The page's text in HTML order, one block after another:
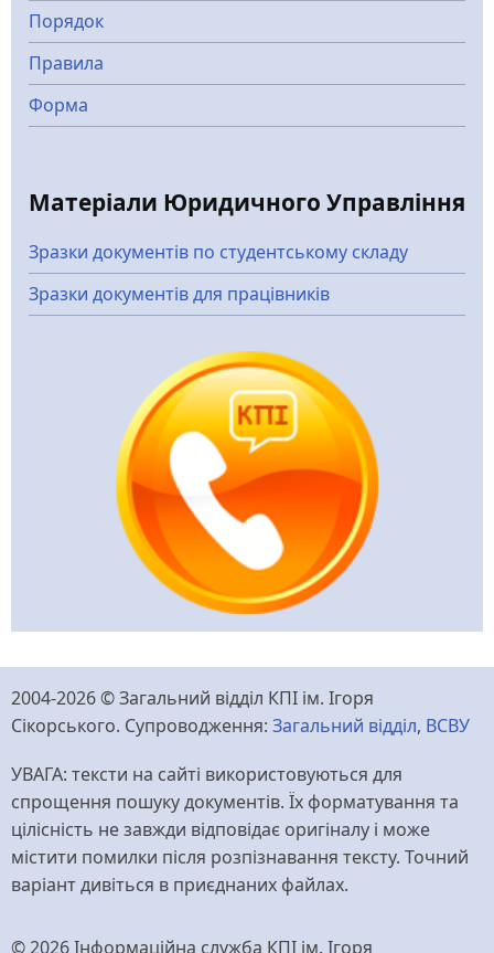
Порядок
Правила
Форма
Матеріали Юридичного Управління
Зразки документів по студентському складу
Зразки документів для працівників
2004-2026 © Загальний відділ КПІ ім. Ігоря
Сікорського. Супроводження: Загальний відділ, ВСВУ
УВАГА: тексти на сайті використовуються для
спрощення пошуку документів. Їх форматування та
цілісність не завжди відповідає оригіналу і може
містити помилки після розпізнавання тексту. Точний
варіант дивіться в приєднаних файлах.
© 2026 Інформаційна служба КПІ ім. Ігоря